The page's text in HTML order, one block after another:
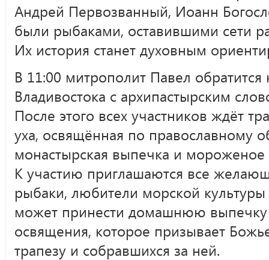
Андрей Первозванный, Иоанн
были рыбаками, оставившими сети
Их история станет духовным
В 11:00 митрополит Павел
Владивостока с архипастырским
После этого всех участников ждёт
уха, освящённая по православному
монастырская выпечка и
К участию приглашаются все
рыбаки, любители морской
может принести домашнюю
освящения, которое призывает
трапезу и собравшихся за ней.